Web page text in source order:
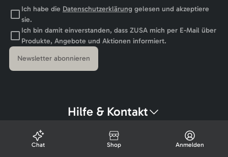
Ich habe die Datenschutzerklärunggelesen und akzeptiere
sie.
Ich bin damit einverstanden, dass ZUSA mich per E-Mail über
Produkte, Angebote und Aktionen informiert.
Newsletter abonnieren
Hilfe & Kontakt
Chat Shop Anmelden